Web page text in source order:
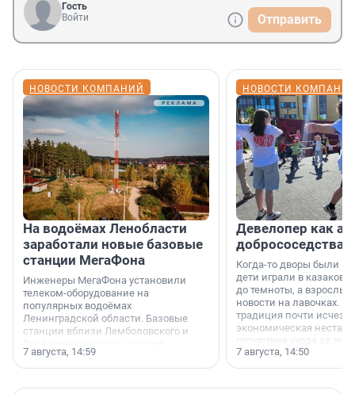
Гость
Войти
Отправить
НОВОСТИ КОМПАНИЙ
На водоёмах Ленобласти
заработали новые базовые
станции МегаФона
Инженеры МегаФона установили
телеком-оборудование на
популярных водоёмах
Ленинградской области. Базовые
станции вблизи Лемболовского и
недалеко от Большого Тосненского
водопада.
7 августа, 14:59
НОВОСТИ
Девелопер как
добрососедства
Когда-то дворы были
дети играли в казаков-
до темноты, а
новости на лавочках. В
традиция почти
экономическая
отсутствие ухода за
сделали своё дело.
7 августа, 14:50